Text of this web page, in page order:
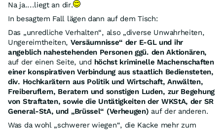
Na ja....liegt an dir.
In besagtem Fall lägen dann auf dem Tisch:
Das „unredliche Verhalten“, also „diverse Unwahrheiten,
Ungereimtheiten, Versäumnisse“ der E-GL und ihr
angeblich nahestehenden Personen ggü. den Aktionären,
auf der einen Seite, und höchst kriminelle Machenschaften
einer konspirativen Verbindung aus staatlich Bediensteten,
div. Hochkarätern aus Politik und Wirtschaft, Anwälten,
Freiberuflern, Beratern und sonstigen Luden, zur Begehung
von Straftaten, sowie die Untätigkeiten der WKStA, der SR
General-StA, und „Brüssel“ (Verheugen) auf der anderen.
Was da wohl „schwerer wiegen“, die Kacke mehr zum